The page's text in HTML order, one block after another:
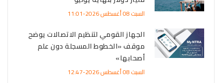
السبت 08 أغسطس 2026-11:01
الجهاز القومي لتنظيم الاتصالات يوضح
موقف «الخطوط المسجلة دون علم
أصحابها»
السبت 08 أغسطس 2026-12:47